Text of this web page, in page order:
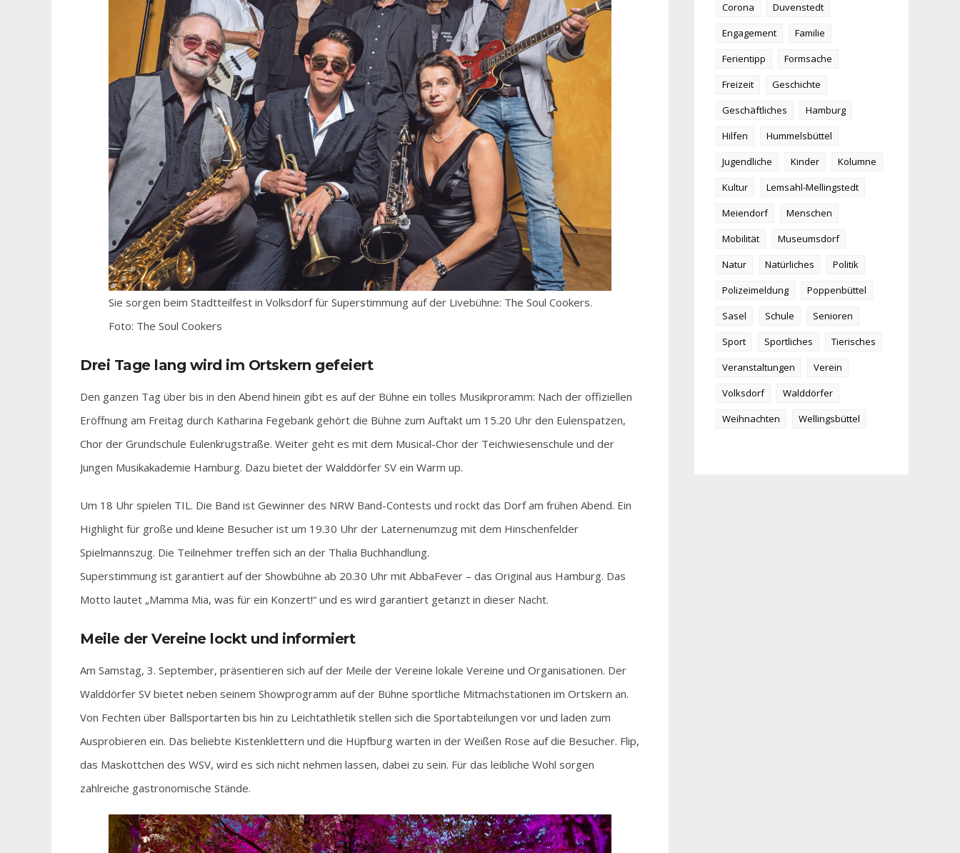
Sie sorgen beim Stadtteilfest in Volksdorf für Superstimmung auf der Livebühne: The Soul Cookers.
Foto: The Soul Cookers
Drei Tage lang wird im Ortskern gefeiert
Den ganzen Tag über bis in den Abend hinein gibt es auf der Bühne ein tolles Musikproramm: Nach der offiziellen
Eröffnung am Freitag durch Katharina Fegebank gehört die Bühne zum Auftakt um 15.20 Uhr den Eulenspatzen,
Chor der Grundschule Eulenkrugstraße. Weiter geht es mit dem Musical-Chor der Teichwiesenschule und der
Jungen Musikakademie Hamburg. Dazu bietet der Walddörfer SV ein Warm up.
Um 18 Uhr spielen TIL. Die Band ist Gewinner des NRW Band-Contests und rockt das Dorf am frühen Abend. Ein
Highlight für große und kleine Besucher ist um 19.30 Uhr der Laternenumzug mit dem Hinschenfelder
Spielmannszug. Die Teilnehmer treffen sich an der Thalia Buchhandlung.
Superstimmung ist garantiert auf der Showbühne ab 20.30 Uhr mit AbbaFever – das Original aus Hamburg. Das
Motto lautet „Mamma Mia, was für ein Konzert!“ und es wird garantiert getanzt in dieser Nacht.
Meile der Vereine lockt und informiert
Am Samstag, 3. September, präsentieren sich auf der Meile der Vereine lokale Vereine und Organisationen. Der
Walddörfer SV bietet neben seinem Showprogramm auf der Bühne sportliche Mitmachstationen im Ortskern an.
Von Fechten über Ballsportarten bis hin zu Leichtathletik stellen sich die Sportabteilungen vor und laden zum
Ausprobieren ein. Das beliebte Kistenklettern und die Hüpfburg warten in der Weißen Rose auf die Besucher. Flip,
das Maskottchen des WSV, wird es sich nicht nehmen lassen, dabei zu sein. Für das leibliche Wohl sorgen
zahlreiche gastronomische Stände.
Corona
Duvenstedt
Engagement
Familie
Ferientipp
Formsache
Freizeit
Geschichte
Geschäftliches
Hamburg
Hilfen
Hummelsbüttel
Jugendliche
Kinder
Kolumne
Kultur
Lemsahl-Mellingstedt
Meiendorf
Menschen
Mobilität
Museumsdorf
Natur
Natürliches
Politik
Polizeimeldung
Poppenbüttel
Sasel
Schule
Senioren
Sport
Sportliches
Tierisches
Veranstaltungen
Verein
Volksdorf
Walddörfer
Weihnachten
Wellingsbüttel